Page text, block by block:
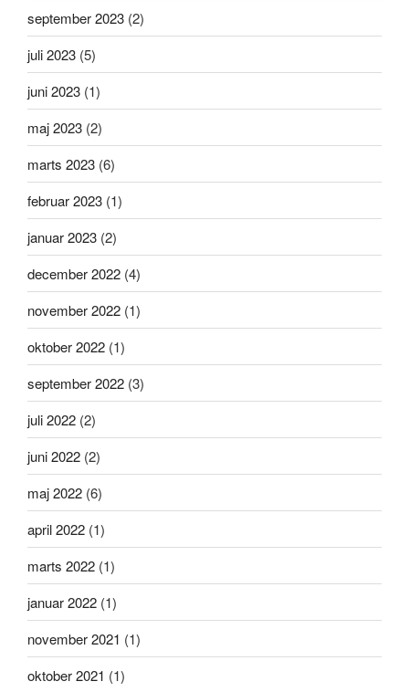
september 2023 (2)
juli 2023 (5)
juni 2023 (1)
maj 2023 (2)
marts 2023 (6)
februar 2023 (1)
januar 2023 (2)
december 2022 (4)
november 2022 (1)
oktober 2022 (1)
september 2022 (3)
juli 2022 (2)
juni 2022 (2)
maj 2022 (6)
april 2022 (1)
marts 2022 (1)
januar 2022 (1)
november 2021 (1)
oktober 2021 (1)